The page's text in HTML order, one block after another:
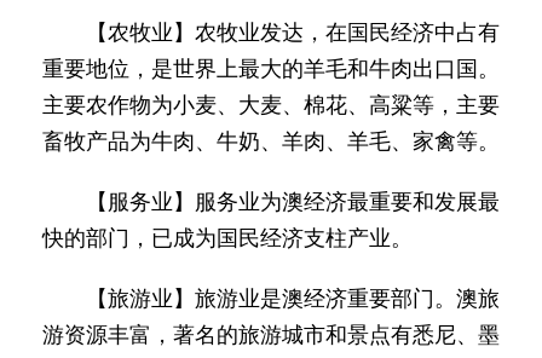
【农牧业】农牧业发达，在国民经济中占有
重要地位，是世界上最大的羊毛和牛肉出口国。
主要农作物为小麦、大麦、棉花、高粱等，主要
畜牧产品为牛肉、牛奶、羊肉、羊毛、家禽等。
【服务业】服务业为澳经济最重要和发展最
快的部门，已成为国民经济支柱产业。
【旅游业】旅游业是澳经济重要部门。澳旅
游资源丰富，著名的旅游城市和景点有悉尼、墨